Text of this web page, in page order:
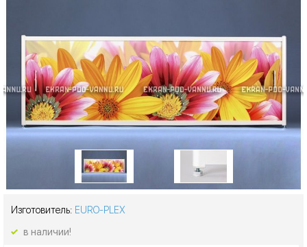
Изготовитель: EURO-PLEX
в наличии!